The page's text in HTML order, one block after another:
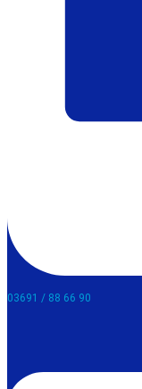
03691 / 88 66 90​